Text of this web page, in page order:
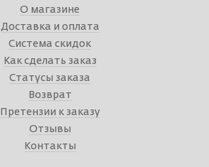
О магазине
Доставка и оплата
Система скидок
Как сделать заказ
Статусы заказа
Возврат
Претензии к заказу
Отзывы
Контакты